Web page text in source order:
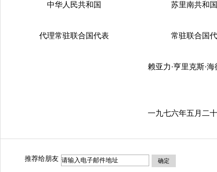
中华人民共和国 苏里南共和国
代理常驻联合国代表 常驻联合国代
赖亚力·亨里克斯·海德
一九七六年五月二十八日
推荐给朋友 确定